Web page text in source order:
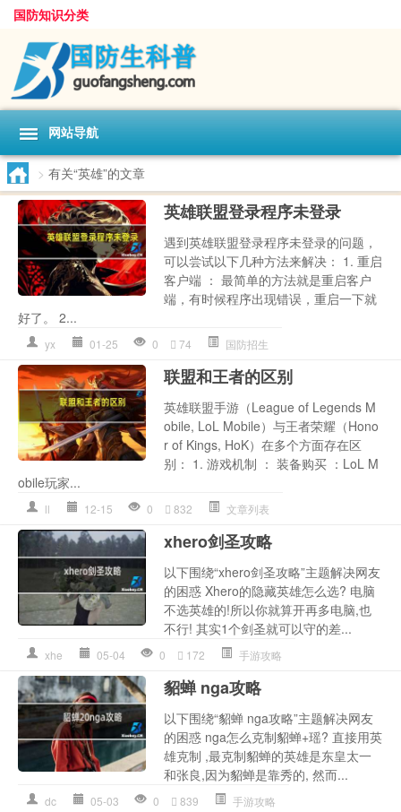
国防知识分类
网站导航
> 有关“英雄”的文章
英雄联盟登录程序未登录
遇到英雄联盟登录程序未登录的问题，
可以尝试以下几种方法来解决： 1. 重启
客户端 ： 最简单的方法就是重启客户
端，有时候程序出现错误，重启一下就
好了。 2...
yx 01-25 0 74 国防招生
联盟和王者的区别
英雄联盟手游（League of Legends M
obile, LoL Mobile）与王者荣耀（Hono
r of Kings, HoK）在多个方面存在区
别： 1. 游戏机制 ： 装备购买 ：LoL M
obile玩家...
ll 12-15 0 832 文章列表
xhero剑圣攻略
以下围绕“xhero剑圣攻略”主题解决网友
的困惑 Xhero的隐藏英雄怎么选? 电脑
不选英雄的!所以你就算开再多电脑,也
不行! 其实1个剑圣就可以守的差...
xhe 05-04 0 172 手游攻略
貂蝉 nga攻略
以下围绕“貂蝉 nga攻略”主题解决网友
的困惑 nga怎么克制貂蝉+瑶? 直接用英
雄克制 ,最克制貂蝉的英雄是东皇太一
和张良,因为貂蝉是靠秀的, 然而...
dc 05-03 0 839 手游攻略